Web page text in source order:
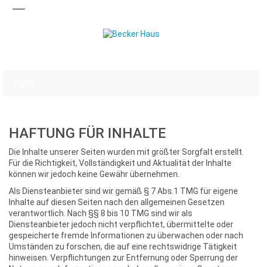
HAFTUNG FÜR INHALTE
Die Inhalte unserer Seiten wurden mit größter Sorgfalt erstellt.
Für die Richtigkeit, Vollständigkeit und Aktualität der Inhalte
können wir jedoch keine Gewähr übernehmen.
Als Diensteanbieter sind wir gemäß § 7 Abs.1 TMG für eigene
Inhalte auf diesen Seiten nach den allgemeinen Gesetzen
verantwortlich. Nach §§ 8 bis 10 TMG sind wir als
Diensteanbieter jedoch nicht verpflichtet, übermittelte oder
gespeicherte fremde Informationen zu überwachen oder nach
Umständen zu forschen, die auf eine rechtswidrige Tätigkeit
hinweisen. Verpflichtungen zur Entfernung oder Sperrung der